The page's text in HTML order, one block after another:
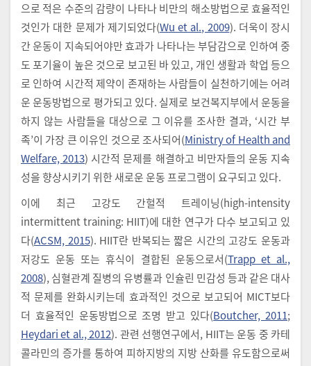
으로 적은 수준의 감량이 나타나 비만의 해소방법으로 효율적인
것인가 대한 문제가 제기되었다(Wu et al., 2009). 더욱이 장시
간 운동이 지속되어야만 효과가 나타나는 부담감으로 인하여 중
도 포기율이 높은 것으로 보고된 바 있고, 개인 생활과 학업 등으
로 인하여 시간적 제약이 존재하는 사람들이 실천하기에는 어려
운 운동방법으로 평가되고 있다. 실제로 보건복지부에서 운동을
하지 않는 사람들을 대상으로 그 이유를 조사한 결과, ‘시간 부
족’이 가장 큰 이유인 것으로 조사되어(Ministry of Health and
Welfare, 2013) 시간적 문제를 해결하고 비만자들의 운동 지속
성을 향상시키기 위한 새로운 운동 프로그램이 요구되고 있다.
이에 최근 고강도 간헐적 트레이닝(high-intensity
intermittent training: HIIT)에 대한 연구가 다수 보고되고 있
다(ACSM, 2015). HIIT란 반복되는 짧은 시간의 고강도 운동과
저강도 운동 또는 휴식이 결합된 운동으로서(Trapp et al.,
2008), 심혈관계 질병의 유병률과 인슐린 민감성 등과 같은 대사
적 문제를 완화시키는데 효과적인 것으로 보고되어 MICT보다
더 효율적인 운동방법으로 조명 받고 있다(Boutcher, 2011;
Heydari et al., 2012). 관련 선행연구에서, HIIT는 운동 중 카테
콜라민의 증가를 통하여 피하지방의 지방 산화를 유도함으로써